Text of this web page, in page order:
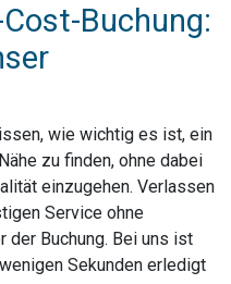
Buchung:
wie wichtig es ist, ein
zu finden, ohne dabei
einzugehen. Verlassen
Service ohne
Buchung. Bei uns ist
Sekunden erledigt